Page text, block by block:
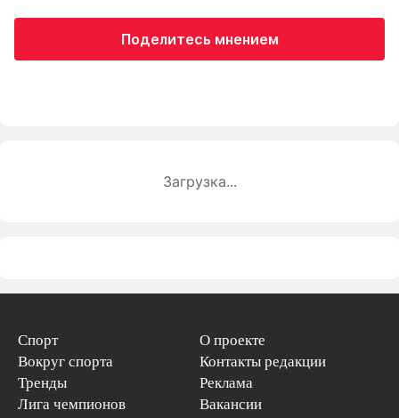
Поделитесь мнением
Загрузка...
Спорт
Вокруг спорта
Тренды
Лига чемпионов
О проекте
Контакты редакции
Реклама
Вакансии